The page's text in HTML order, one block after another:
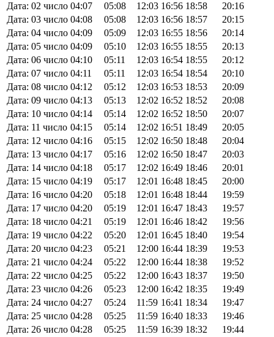
Дата: 02 число 04:07 05:08 12:03 16:56 18:58
20:16
Дата: 03 число 04:08 05:08 12:03 16:56 18:57
20:15
Дата: 04 число 04:09 05:09 12:03 16:55 18:56
20:14
Дата: 05 число 04:09 05:10 12:03 16:55 18:55
20:13
Дата: 06 число 04:10 05:11 12:03 16:54 18:55
20:12
Дата: 07 число 04:11 05:11 12:03 16:54 18:54
20:10
Дата: 08 число 04:12 05:12 12:03 16:53 18:53
20:09
Дата: 09 число 04:13 05:13 12:02 16:52 18:52
20:08
Дата: 10 число 04:14 05:14 12:02 16:52 18:50
20:07
Дата: 11 число 04:15 05:14 12:02 16:51 18:49
20:05
Дата: 12 число 04:16 05:15 12:02 16:50 18:48
20:04
Дата: 13 число 04:17 05:16 12:02 16:50 18:47
20:03
Дата: 14 число 04:18 05:17 12:02 16:49 18:46
20:01
Дата: 15 число 04:19 05:17 12:01 16:48 18:45
20:00
Дата: 16 число 04:20 05:18 12:01 16:48 18:44
19:59
Дата: 17 число 04:20 05:19 12:01 16:47 18:43
19:57
Дата: 18 число 04:21 05:19 12:01 16:46 18:42
19:56
Дата: 19 число 04:22 05:20 12:01 16:45 18:40
19:54
Дата: 20 число 04:23 05:21 12:00 16:44 18:39
19:53
Дата: 21 число 04:24 05:22 12:00 16:44 18:38
19:52
Дата: 22 число 04:25 05:22 12:00 16:43 18:37
19:50
Дата: 23 число 04:26 05:23 12:00 16:42 18:35
19:49
Дата: 24 число 04:27 05:24 11:59 16:41 18:34
19:47
Дата: 25 число 04:28 05:25 11:59 16:40 18:33
19:46
Дата: 26 число 04:28 05:25 11:59 16:39 18:32
19:44